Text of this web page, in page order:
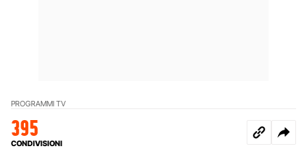
PROGRAMMI TV
395
CONDIVISIONI